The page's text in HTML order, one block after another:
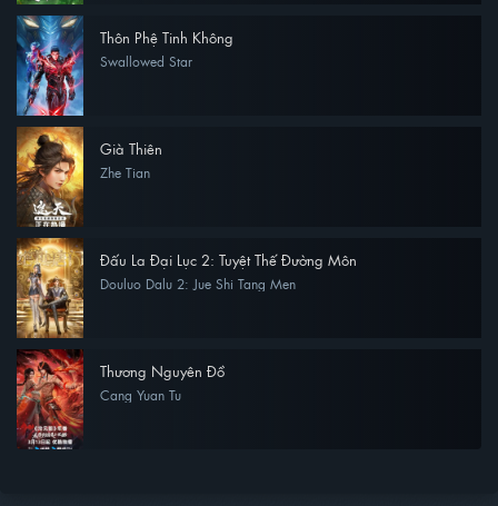
Thôn Phệ Tinh Không
Swallowed Star
Già Thiên
Zhe Tian
Đấu La Đại Lục 2: Tuyệt Thế Đường Môn
Douluo Dalu 2: Jue Shi Tang Men
Thương Nguyên Đồ
Cang Yuan Tu